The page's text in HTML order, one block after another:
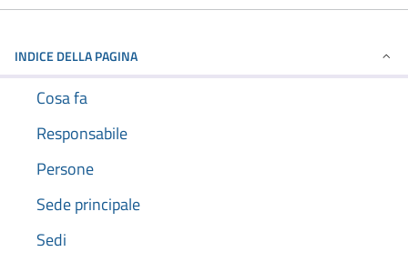
INDICE DELLA PAGINA
Cosa fa
Responsabile
Persone
Sede principale
Sedi